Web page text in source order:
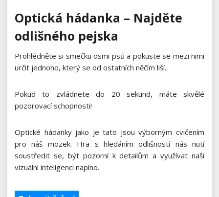
Optická hádanka – Najděte
odlišného pejska
Prohlédněte si smečku osmi psů a pokuste se mezi nimi
určit jednoho, který se od ostatních něčím liší.
Pokud to zvládnete do 20 sekund, máte skvělé
pozorovací schopnosti!
Optické hádanky jako je tato jsou výborným cvičením
pro náš mozek. Hra s hledáním odlišností nás nutí
soustředit se, být pozorní k detailům a využívat naši
vizuální inteligenci naplno.